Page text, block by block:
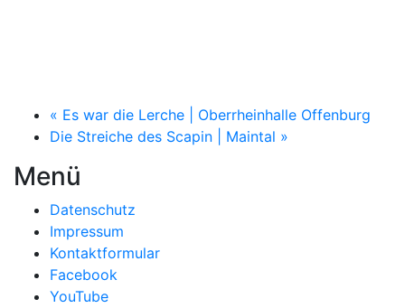
« Es war die Lerche | Oberrheinhalle Offenburg
Die Streiche des Scapin | Maintal »
Menü
Datenschutz
Impressum
Kontaktformular
Facebook
YouTube